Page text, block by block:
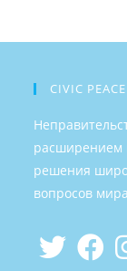
CIVIC PEACE
расширением
решения
вопросов